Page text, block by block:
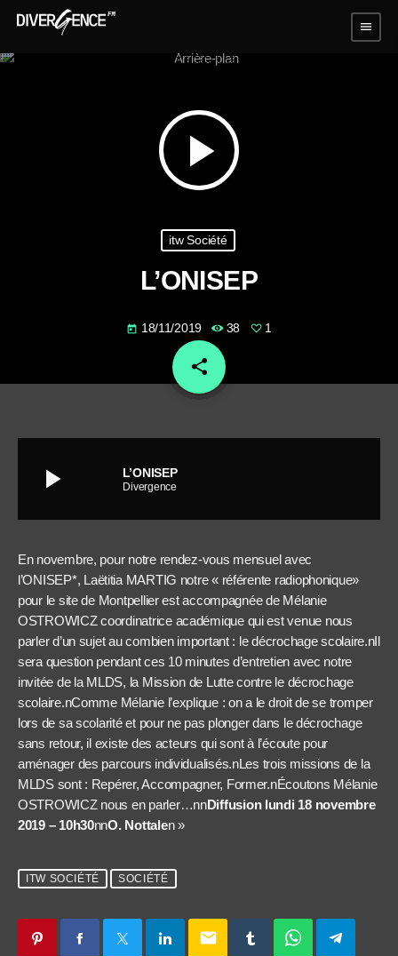
menu
play_arrow
itw Société
L’ONISEP
today 18/11/2019 38 1
share
email
play_arrow L’ONISEP
Divergence
En novembre, pour notre rendez-vous mensuel avec
l’ONISEP*, Laëtitia MARTIG notre « référente radiophonique»
pour le site de Montpellier est accompagnée de Mélanie
OSTROWICZ coordinatrice académique qui est venue nous
parler d’un sujet au combien important : le décrochage scolaire.nIl
sera question pendant ces 10 minutes d’entretien avec notre
invitée de la MLDS, la Mission de Lutte contre le décrochage
scolaire.nComme Mélanie l’explique : on a le droit de se tromper
lors de sa scolarité et pour ne pas plonger dans le décrochage
sans retour, il existe des acteurs qui sont à l’écoute pour
aménager des parcours individualisés.nLes trois missions de la
MLDS sont : Repérer, Accompagner, Former.nÉcoutons Mélanie
OSTROWICZ nous en parler…nnDiffusion lundi 18 novembre
2019 – 10h30nnO. Nottalen »
ITW SOCIÉTÉ SOCIÉTÉ
email